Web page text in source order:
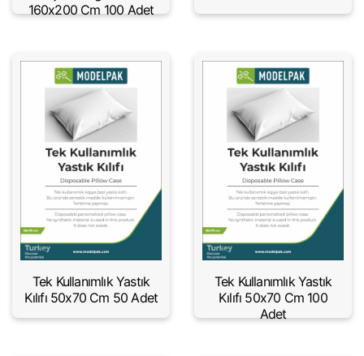
160x200 Cm 100 Adet
Tek Kullanımlık Yastık
Kılıfı 50x70 Cm 50 Adet
Tek Kullanımlık Yastık
Kılıfı 50x70 Cm 100
Adet